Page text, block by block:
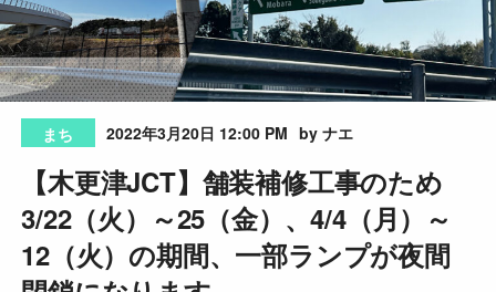
まち 2022年3月20日 12:00 PM by ナエ
【木更津JCT】舗装補修工事のため
3/22（火）～25（金）、4/4（月）～
12（火）の期間、一部ランプが夜間